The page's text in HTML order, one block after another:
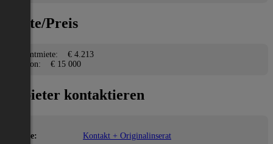
Miete/Preis
Gesamtmiete:
€ 4.213
Kaution:
€ 15 000
Anbieter kontaktieren
Name: Kontakt + Originalinserat